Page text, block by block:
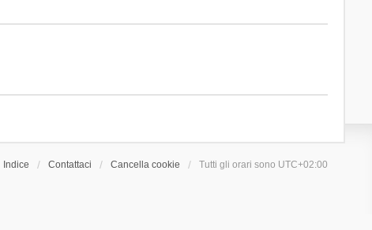
o
Indice Contattaci Cancella cookie Tutti gli orari sono UTC+02:00